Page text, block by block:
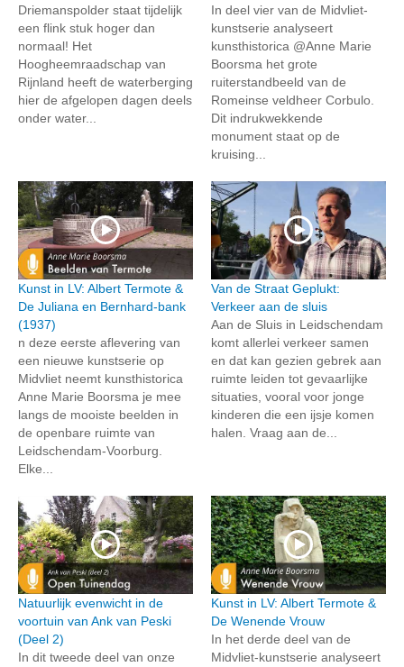
Driemanspolder staat tijdelijk
een flink stuk hoger dan
normaal! Het
Hoogheemraadschap van
Rijnland heeft de waterberging
hier de afgelopen dagen deels
onder water...
In deel vier van de Midvliet-
kunstserie analyseert
kunsthistorica @Anne Marie
Boorsma het grote
ruiterstandbeeld van de
Romeinse veldheer Corbulo.
Dit indrukwekkende
monument staat op de
kruising...
Kunst in LV: Albert Termote &
De Juliana en Bernhard-bank
(1937)
n deze eerste aflevering van
een nieuwe kunstserie op
Midvliet neemt kunsthistorica
Anne Marie Boorsma je mee
langs de mooiste beelden in
de openbare ruimte van
Leidschendam-Voorburg.
Elke...
Van de Straat Geplukt:
Verkeer aan de sluis
Aan de Sluis in Leidschendam
komt allerlei verkeer samen
en dat kan gezien gebrek aan
ruimte leiden tot gevaarlijke
situaties, vooral voor jonge
kinderen die een ijsje komen
halen. Vraag aan de...
Natuurlijk evenwicht in de
voortuin van Ank van Peski
(Deel 2)
In dit tweede deel van onze
Kunst in LV: Albert Termote &
De Wenende Vrouw
In het derde deel van de
Midvliet-kunstserie analyseert